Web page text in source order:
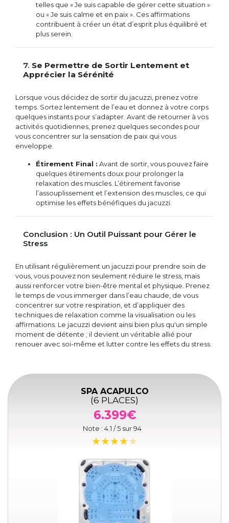
telles que « Je suis capable de gérer cette situation »
ou « Je suis calme et en paix ». Ces affirmations
contribuent à créer un état d’esprit plus équilibré et
plus serein.
7. Se Permettre de Sortir Lentement et
Apprécier la Sérénité
Lorsque vous décidez de sortir du jacuzzi, prenez votre
temps. Sortez lentement de l’eau et donnez à votre corps
quelques instants pour s’adapter. Avant de retourner à vos
activités quotidiennes, prenez quelques secondes pour
vous concentrer sur la sensation de paix qui vous
enveloppe.
Étirement Final : Avant de sortir, vous pouvez faire
quelques étirements doux pour prolonger la
relaxation des muscles. L’étirement favorise
l’assouplissement et l’extension des muscles, ce qui
optimise les effets bénéfiques du jacuzzi.
Conclusion : Un Outil Puissant pour Gérer le
Stress
En utilisant régulièrement un jacuzzi pour prendre soin de
vous, vous pouvez non seulement réduire le stress, mais
aussi renforcer votre bien-être mental et physique. Prenez
le temps de vous immerger dans l’eau chaude, de vous
concentrer sur votre respiration, et d’appliquer des
techniques de relaxation comme la visualisation ou les
affirmations. Le jacuzzi devient ainsi bien plus qu'un simple
moment de détente ; il devient un véritable allié pour
renouer avec soi-même et lutter contre les effets du stress.
SPA ACAPULCO
(6 PLACES)
6.399€
Note : 4.1 / 5 sur94